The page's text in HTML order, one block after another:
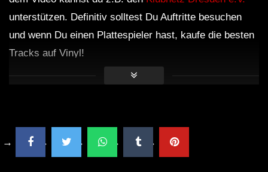
unterstützen. Definitiv solltest Du Auftritte besuchen
und wenn Du einen Plattespieler hast, kaufe die besten
Tracks auf Vinyl!